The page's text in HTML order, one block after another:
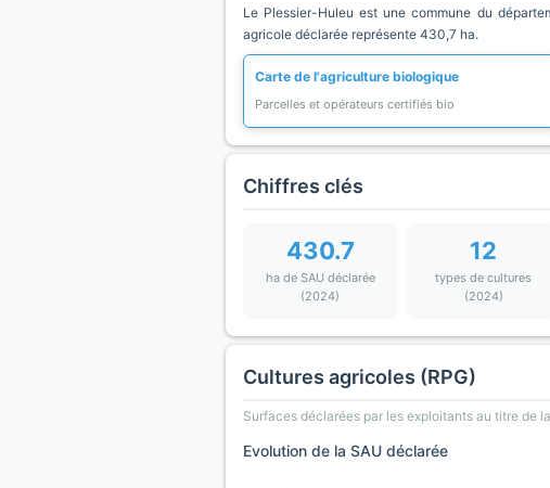
Le Plessier-Huleu est une commune du
agricole déclarée représente 430,7 ha.
Carte de l'agriculture biologique
Parcelles et opérateurs certifiés bio
Chiffres clés
430.7
ha de SAU déclarée
(2024)
12
types de cultures
(2024)
Cultures agricoles (RPG)
Surfaces déclarées par les exploitants au titre de
Evolution de la SAU déclarée